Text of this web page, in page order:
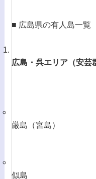
■ 広島県の有人島一覧
広島・呉エリア（安芸
厳島（宮島）
似島